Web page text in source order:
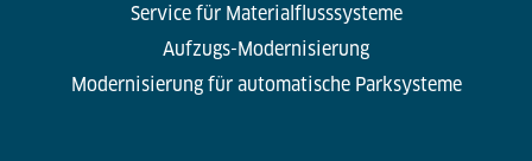
Service für Materialflusssysteme
Aufzugs-Modernisierung
Modernisierung für automatische Parksysteme